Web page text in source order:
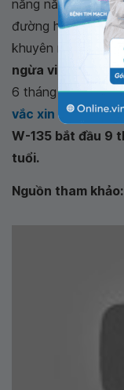
năng năng trở
đường hô hấp.
khuyên nên tiêm
ngừa viêm màng
6 tháng trở lên và
vắc xin ngừa
W-135 bắt đầu 9
tuổi.
Nguồn tham